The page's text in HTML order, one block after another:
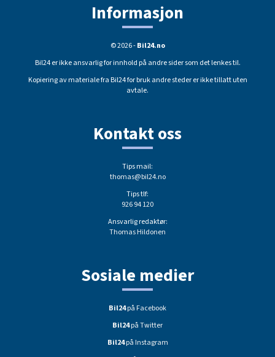
Informasjon
© 2026 -Bil24.no
Bil24 er ikke ansvarlig for innhold på andre sider som det lenkes til.
Kopiering av materiale fra Bil24 for bruk andre steder er ikke tillatt uten
avtale.
Kontakt oss
Tips mail:
thomas@bil24.no
Tips tlf:
926 94 120
Ansvarlig redaktør:
Thomas Hildonen
Sosiale medier
Bil24på Facebook
Bil24på Twitter
Bil24på Instagram